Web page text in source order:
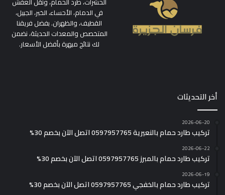
في الدمام، الأحساء، الخبر، الجبيل،
القطيف، والظهران. بفضل فريقنا
المتخصص والمعدات الحديثة، نضمن
لك نتائج مبهرة بأفضل الأسعار.
أخر التحديثات
2026-06-20
تركيب طارد حمام بالنعيرية 0597957765 اتصل الآن بخصم 30%
2026-06-22
تركيب طارد حمام بالمبرز 0597957765 اتصل الآن بخصم 30%
2026-06-19
تركيب طارد حمام بالخفجي 0597957765 اتصل الآن بخصم 30%